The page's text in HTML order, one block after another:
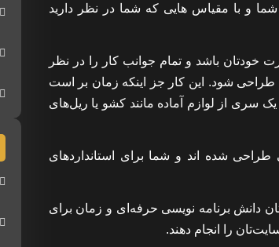
و با مقیاس هایی که شما در نظر دارید
خودتان باشد و تمام جوانب کار را در نظر
شود. این کار جز اینکه زمان بر است
سری از لوازم آماده مانند کشو یا ریل‌های
طراحی شده اند و شما برای استانداردهای
دانش برنامه نویسی حرفه‌ای و زمان برای
را انجام دهند.